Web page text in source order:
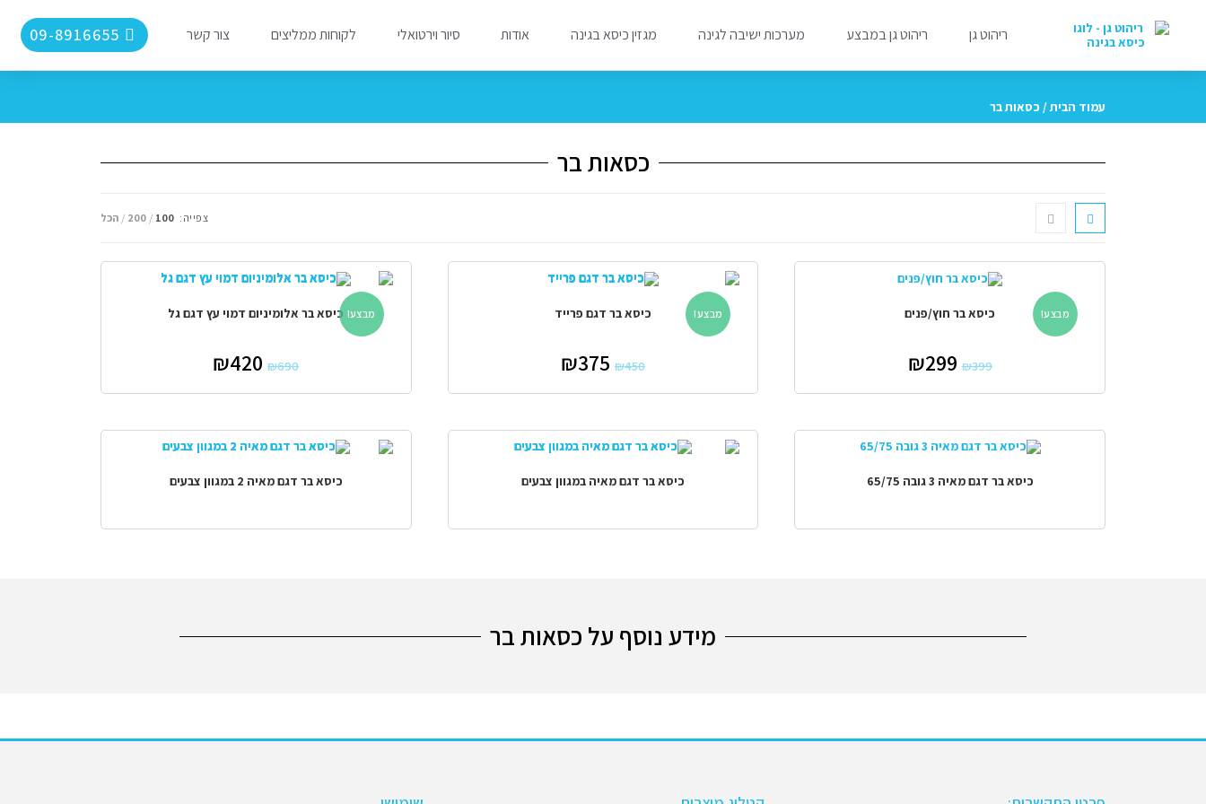
ריהוט גן ריהוט גן במבצע מערכות ישיבה לגינה מגזין כיסא בגינה אודות סיור וירטואלי לקוחות ממליצים צור קשר 09-8916655
עמוד הבית/ כסאות בר
כסאות בר
צפייה: 100
200 הכל
מבצע! כיסא בר חוץ/פנים
₪399
₪299
מבצע! כיסא בר דגם פרייד
₪450
₪375
מבצע! כיסא בר אלומיניום דמוי עץ דגם גל
₪690
₪420
כיסא בר דגם מאיה 3 גובה 65/75 כיסא בר דגם מאיה במגוון צבעים כיסא בר דגם מאיה 2 במגוון צבעים
מידע נוסף על כסאות בר